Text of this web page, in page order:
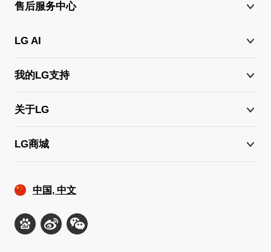
售后服务中心
LG AI
我的LG支持
关于LG
LG商城
中国, 中文